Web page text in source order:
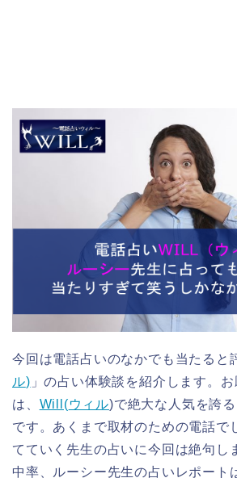
今回は電話占いのなかでも当たると
ル) 」の占い体験談を紹介します。
は、 Will(ウィル)で絶大な人気を誇
です。あくまで取材のための電話で
てていく先生の占いに今回は絶句し
中率、ルーシー先生の占いレポート